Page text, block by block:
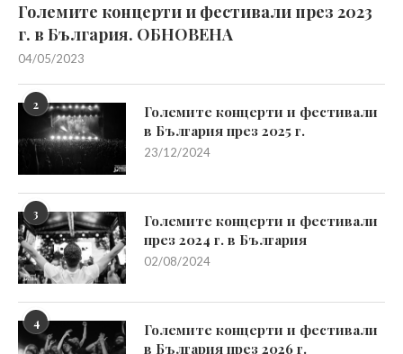
Големите концерти и фестивали през 2023
г. в България. ОБНОВЕНА
04/05/2023
2
Големите концерти и фестивали
в България през 2025 г.
23/12/2024
3
Големите концерти и фестивали
през 2024 г. в България
02/08/2024
4
Големите концерти и фестивали
в България през 2026 г.